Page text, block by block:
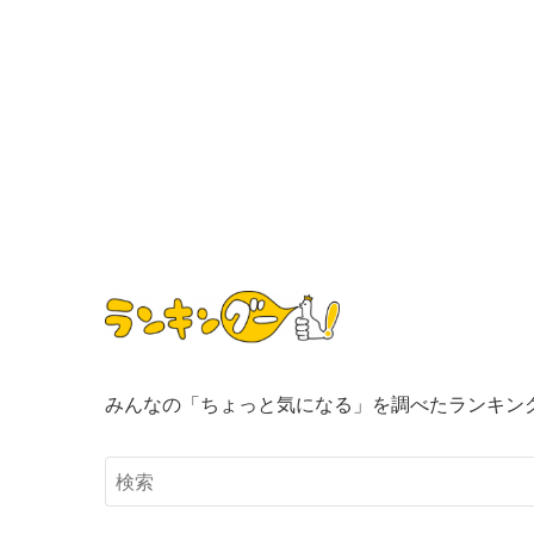
みんなの「ちょっと気になる」を調べたランキン